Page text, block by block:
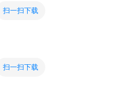
扫一扫下载
扫一扫下载